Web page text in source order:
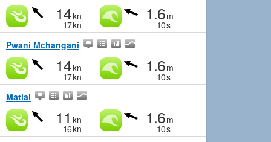
14kn
17kn
1.6m
10s
Pwani Mchangani
14kn
17kn
1.6m
10s
Matlai
11 kn
16kn
1.6m
10s